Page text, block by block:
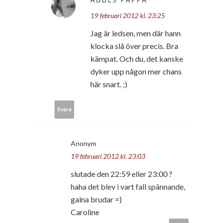
19 februari 2012 kl. 23:25
Jag är ledsen, men där hann
klocka slå över precis. Bra
kämpat. Och du, det kanske
dyker upp någon mer chans
här snart. ;)
Svara
Anonym
19 februari 2012 kl. 23:03
slutade den 22:59 eller 23:00 ?
haha det blev i vart fall spännande,
galna brudar =)
Caroline